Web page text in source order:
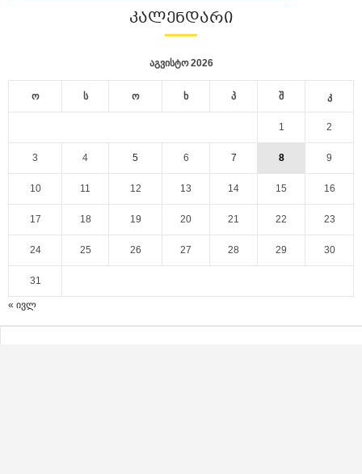
ᲙᲐᲚᲔᲜᲓᲐᲠᲘ
აგვისტო 2026
ო ს ო ხ პ შ კ
1 2
3 4 5 6 7 8 9
10 11 12 13 14 15 16
17 18 19 20 21 22 23
24 25 26 27 28 29 30
31
« ივლ